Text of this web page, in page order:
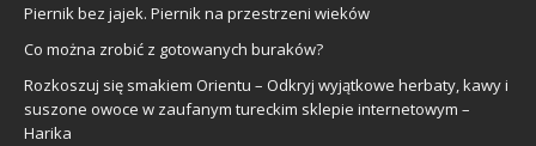
Piernik bez jajek. Piernik na przestrzeni wieków
Co można zrobić z gotowanych buraków?
Rozkoszuj się smakiem Orientu – Odkryj wyjątkowe herbaty, kawy i
suszone owoce w zaufanym tureckim sklepie internetowym –
Harika